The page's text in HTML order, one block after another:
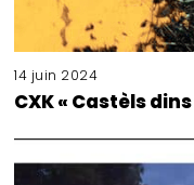
14 juin 2024
CXK « Castèls